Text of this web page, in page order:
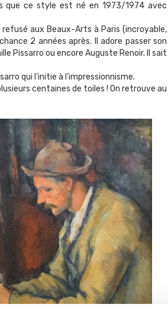
que ce style est né en 1973/1974 avec
refusé aux Beaux-Arts à Paris (incroyable,
2 années après. Il adore passer son
Pissarro ou encore Auguste Renoir. Il sait
qui l’initie à l’impressionnisme.
centaines de toiles ! On retrouve au